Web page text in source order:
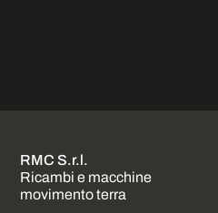
RMC S.r.l.
Ricambi e macchine
movimento terra